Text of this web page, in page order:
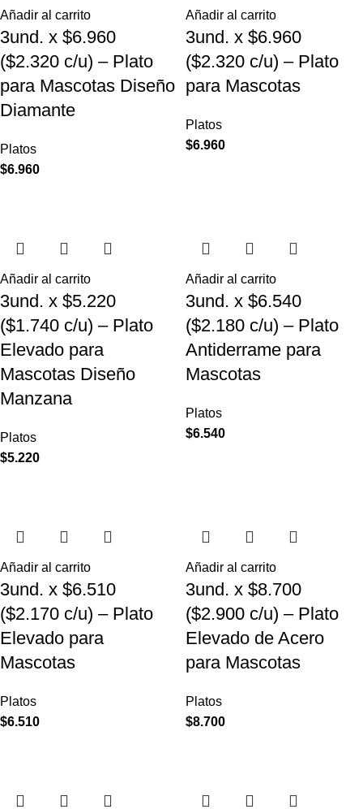
Añadir al carrito
3und. x $6.960
($2.320 c/u) – Plato
para Mascotas Diseño
Diamante
Platos
$6.960
Añadir al carrito
3und. x $6.960
($2.320 c/u) – Plato
para Mascotas
Platos
$6.960
Añadir al carrito
3und. x $5.220
($1.740 c/u) – Plato
Elevado para
Mascotas Diseño
Manzana
Platos
$5.220
Añadir al carrito
3und. x $6.540
($2.180 c/u) – Plato
Antiderrame para
Mascotas
Platos
$6.540
Añadir al carrito
3und. x $6.510
($2.170 c/u) – Plato
Elevado para
Mascotas
Platos
$6.510
Añadir al carrito
3und. x $8.700
($2.900 c/u) – Plato
Elevado de Acero
para Mascotas
Platos
$8.700